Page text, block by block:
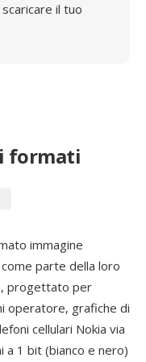
il tuo
formati
immagine
come parte della loro
progettato per
operatore, grafiche di
cellulari Nokia via
a 1 bit (bianco e nero)